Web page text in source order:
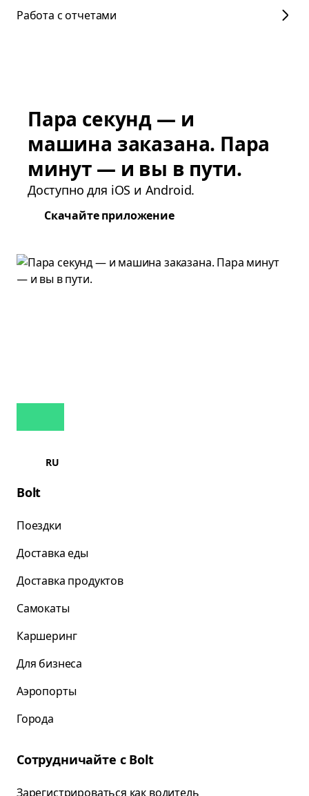
Работа с отчетами
Пара секунд — и
машина заказана. Пара
минут — и вы в пути.
Доступно для iOS и Android.
Скачайте приложение
RU
Bolt
Поездки
Доставка еды
Доставка продуктов
Самокаты
Каршеринг
Для бизнеса
Аэропорты
Города
Сотрудничайте с Bolt
Зарегистрироваться как водитель